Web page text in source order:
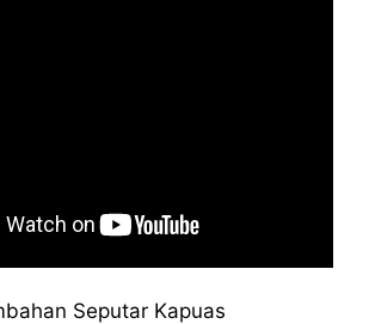
Seputar Kapuas